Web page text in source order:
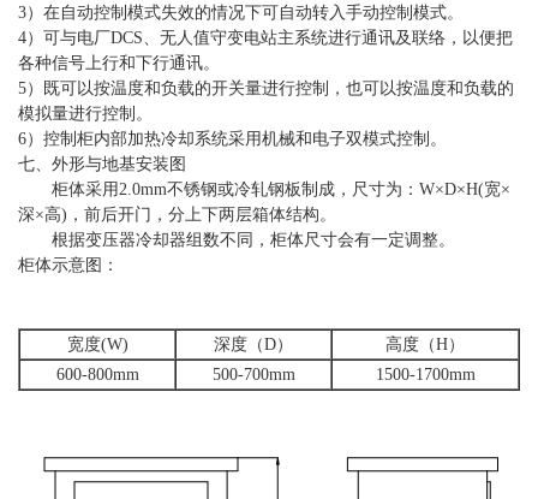
3）在自动控制模式失效的情况下可自动转入手动控制模式。
4）可与电厂DCS、无人值守变电站主系统进行通讯及联络，以便把
各种信号上行和下行通讯。
5）既可以按温度和负载的开关量进行控制，也可以按温度和负载的
模拟量进行控制。
6）控制柜内部加热冷却系统采用机械和电子双模式控制。
七、外形与地基安装图
柜体采用2.0mm不锈钢或冷轧钢板制成，尺寸为：W×D×H(宽×
深×高)，前后开门，分上下两层箱体结构。
根据变压器冷却器组数不同，柜体尺寸会有一定调整。
柜体示意图：
宽度(W) 深度（D）
高度（H）
600-800mm
500-700mm 1500-1700mm